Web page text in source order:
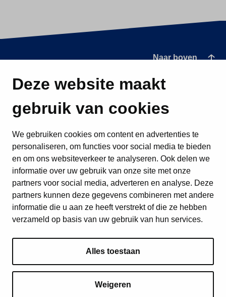
Deze website maakt
gebruik van cookies
We gebruiken cookies om content en advertenties te
personaliseren, om functies voor social media te bieden
en om ons websiteverkeer te analyseren. Ook delen we
informatie over uw gebruik van onze site met onze
partners voor social media, adverteren en analyse. Deze
partners kunnen deze gegevens combineren met andere
informatie die u aan ze heeft verstrekt of die ze hebben
verzameld op basis van uw gebruik van hun services.
Alles toestaan
Weigeren
Naar boven